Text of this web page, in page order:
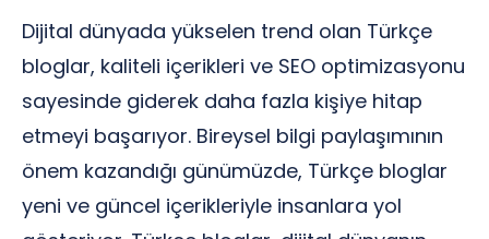
Dijital dünyada yükselen trend olan Türkçe
bloglar, kaliteli içerikleri ve SEO optimizasyonu
sayesinde giderek daha fazla kişiye hitap
etmeyi başarıyor. Bireysel bilgi paylaşımının
önem kazandığı günümüzde, Türkçe bloglar
yeni ve güncel içerikleriyle insanlara yol